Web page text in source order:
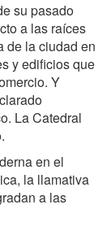
su pasado
a las raíces
de la ciudad en
y edificios que
Y
La Catedral
en el
la llamativa
a las